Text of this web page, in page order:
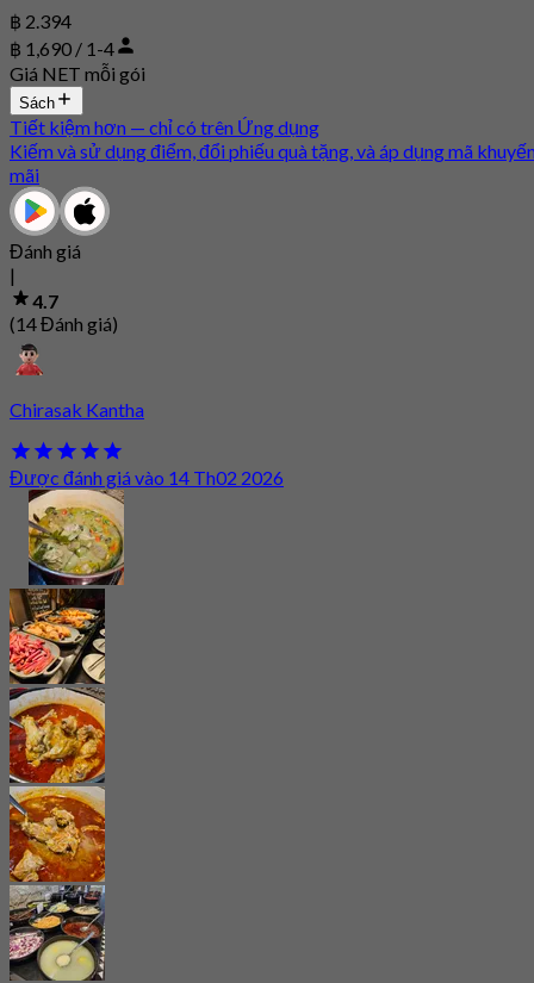
฿ 2.394
฿ 1,690 / 1-4
Giá NET mỗi gói
Sách
Tiết kiệm hơn — chỉ có trên Ứng dụng
Kiếm và sử dụng điểm, đổi phiếu quà tặng, và áp dụng mã
mãi
Đánh giá
|
4.7
(14 Đánh giá)
Chirasak Kantha
Được đánh giá vào 14 Th02 2026